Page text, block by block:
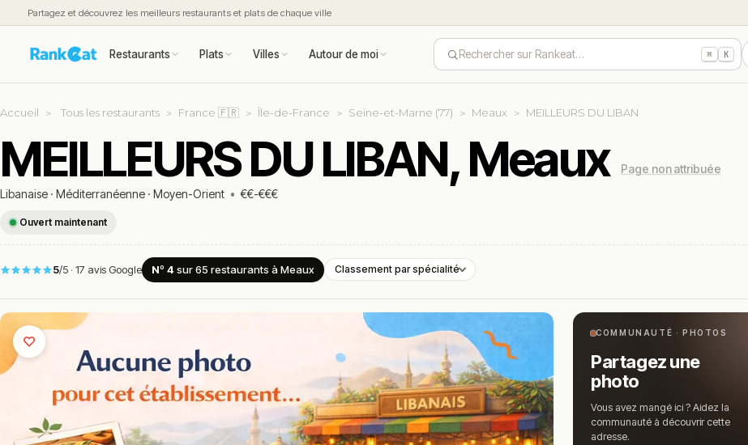
Partagez et découvrez les meilleurs restaurants et plats de chaque ville
Restaurants Plats Villes Autour de moi Rechercher sur Rankeat… ⌘ K
Accueil Tous les restaurants France 🇫🇷 Île-de-France Seine-et-Marne (77) Meaux MEILLEURS DU LIBAN
MEILLEURS DU LIBAN, Meaux
Page non attribuée
Libanaise · Méditerranéenne · Moyen-Orient • €€-€€€
Ouvert maintenant
5/5 · 17 avis Google Nº 4sur 65 restaurants à Meaux Classement par spécialité
COMMUNAUTÉ · PHOTOS
Partagez une
photo
Vous avez mangé ici ? Aidez la
communauté à découvrir cette
adresse.